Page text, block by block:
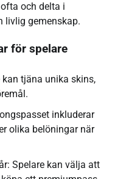
och delta i
livlig gemenskap.
för spelare
tjäna unika skins,
inkluderar
olika belöningar när
Spelare kan välja att